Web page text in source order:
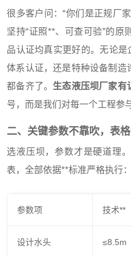
很多客户问：“你们是正规厂
坚持“证照**、可查可验”的原
品认证均真实更好的。无论
体系认证，还是特种设备制造
都备齐了。 生态液压坝厂家有
号，而是我们对每一个工程参
二、关键参数不靠吹，表
选液压坝，参数才是硬道理
表，全部依据**标准严格执行：
参数项 技术**
设计水头 ≤8.5m